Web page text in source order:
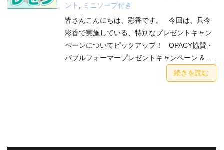
ント
ミニソープ付き
皆さんこんにちは、彩香です。 今回は、只今
彩香で実施している、特別なプレゼントキャン
ペーンについてピックアップ！ OPACY協賛・
バブルフォーマープレゼントキャンペーン & …
続きを読む